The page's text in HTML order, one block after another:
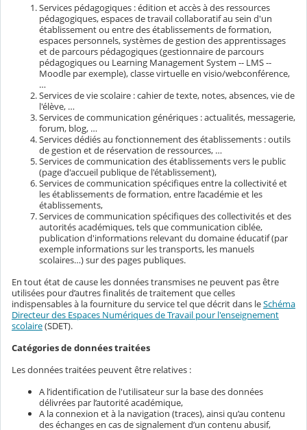
Services pédagogiques : édition et accès à des ressources
pédagogiques, espaces de travail collaboratif au sein d'un
établissement ou entre des établissements de formation,
espaces personnels, systèmes de gestion des apprentissages
et de parcours pédagogiques (gestionnaire de parcours
pédagogiques ou Learning Management System -- LMS --
Moodle par exemple), classe virtuelle en visio/webconférence,
…
Services de vie scolaire : cahier de texte, notes, absences, vie de
l'élève, …
Services de communication génériques : actualités, messagerie,
forum, blog, …
Services dédiés au fonctionnement des établissements : outils
de gestion et de réservation de ressources, …
Services de communication des établissements vers le public
(page d'accueil publique de l'établissement),
Services de communication spécifiques entre la collectivité et
les établissements de formation, entre l’académie et les
établissements,
Services de communication spécifiques des collectivités et des
autorités académiques, tels que communication ciblée,
publication d'informations relevant du domaine éducatif (par
exemple informations sur les transports, les manuels
scolaires…) sur des pages publiques.
En tout état de cause les données transmises ne peuvent pas être
utilisées pour d’autres finalités de traitement que celles
indispensables à la fourniture du service tel que décrit dans leSchéma
Directeur des Espaces Numériques de Travail pour l'enseignement
scolaire(SDET).
Catégories de données traitées
Les données traitées peuvent être relatives :
A l’identification de l'utilisateur sur la base des données
délivrées par l’autorité académique,
A la connexion et à la navigation (traces), ainsi qu’au contenu
des échanges en cas de signalement d’un contenu abusif,